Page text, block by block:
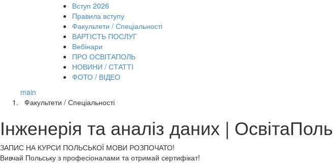
Вступ 2026
Правила вступу
Факультети / Спеціальності
ВАРТІСТЬ ПОСЛУГ
Вебінари
ПРО ОСВІТАПОЛЬ
НОВИНИ / СТАТТІ
ФОТО / ВІДЕО
main
Факультети / Спеціальності
Інженерія та аналіз даних | ОсвітаПоль
ЗАПИС НА КУРСИ ПОЛЬСЬКОЇ МОВИ РОЗПОЧАТО!
Вивчай Польську з професіоналами та отримай сертифікат!